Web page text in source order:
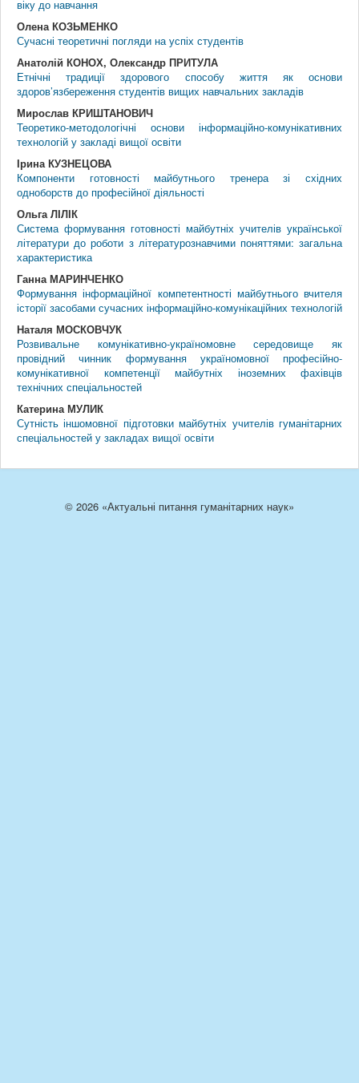
віку до навчання
Олена КОЗЬМЕНКО
Сучасні теоретичні погляди на успіх студентів
Анатолій КОНОХ, Олександр ПРИТУЛА
Етнічні традиції здорового способу життя як основи
здоров’язбереження студентів вищих навчальних закладів
Мирослав КРИШТАНОВИЧ
Теоретико-методологічні основи інформаційно-комунікативних
технологій у закладі вищої освіти
Ірина КУЗНЕЦОВА
Компоненти готовності майбутнього тренера зі східних
одноборств до професійної діяльності
Ольга ЛІЛІК
Система формування готовності майбутніх учителів української
літератури до роботи з літературознавчими поняттями: загальна
характеристика
Ганна МАРИНЧЕНКО
Формування інформаційної компетентності майбутнього вчителя
історії засобами сучасних інформаційно-комунікаційних технологій
Наталя МОСКОВЧУК
Розвивальне комунікативно-україномовне середовище як
провідний чинник формування україномовної професійно-
комунікативної компетенції майбутніх іноземних фахівців
технічних спеціальностей
Катерина МУЛИК
Сутність іншомовної підготовки майбутніх учителів гуманітарних
спеціальностей у закладах вищої освіти
© 2026 «Актуальні питання гуманітарних наук»